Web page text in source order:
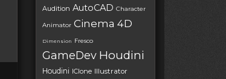
Audition AutoCAD Character
Animator Cinema 4D
Dimension Fresco
GameDev Houdini
Houdini IClone Illustrator